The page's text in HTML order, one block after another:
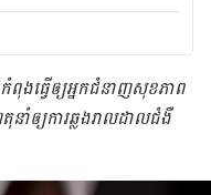
ង​ធ្វើ​ឲ្យ​អ្នក​ជំនាញ​សុខភាព​
នាំ​ឲ្យ​ការ​ឆ្លង​រាល​ដាល​ជំងឺ​